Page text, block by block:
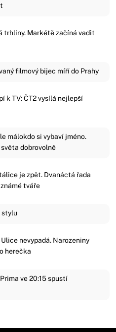
trhliny. Markétě začíná vadit
filmový bijec míří do Prahy
k TV: ČT2 vysílá nejlepší
málokdo si vybaví jméno.
dobrovolně
je zpět. Dvanáctá řada
tváře
stylu
nevypadá. Narozeniny
herečka
ve 20:15 spustí